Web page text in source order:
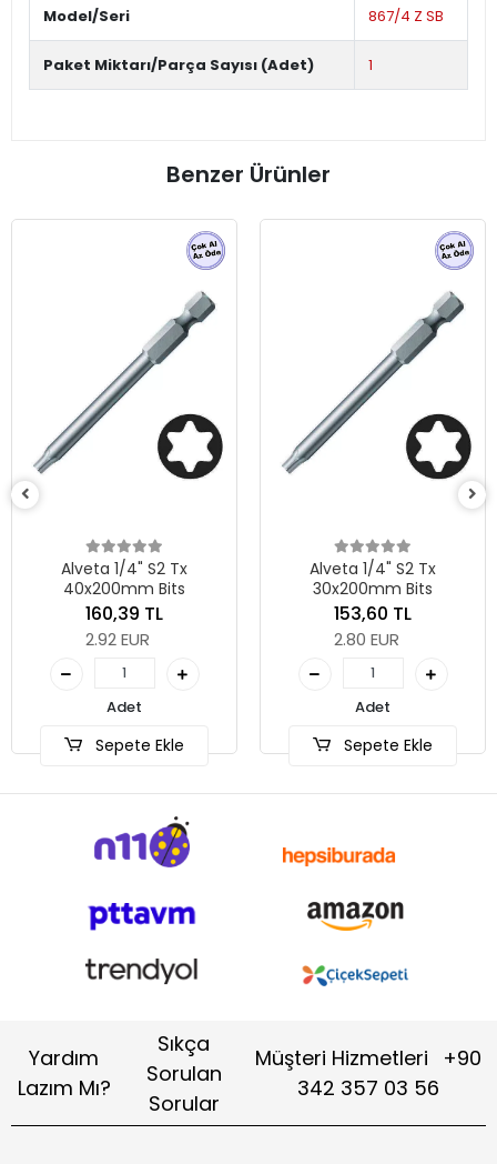
Model/Seri 867/4 Z SB
Paket Miktarı/Parça Sayısı (Adet) 1
Benzer Ürünler
Alveta 1/4" S2 Tx
40x200mm Bits
160,39 TL
2.92 EUR
Adet
Sepete Ekle
Alveta 1/4" S2 Tx
30x200mm Bits
153,60 TL
2.80 EUR
Adet
Sepete Ekle
Yardım
Lazım Mı?
Sıkça
Sorulan
Sorular
Müşteri Hizmetleri
+90
342 357 03 56